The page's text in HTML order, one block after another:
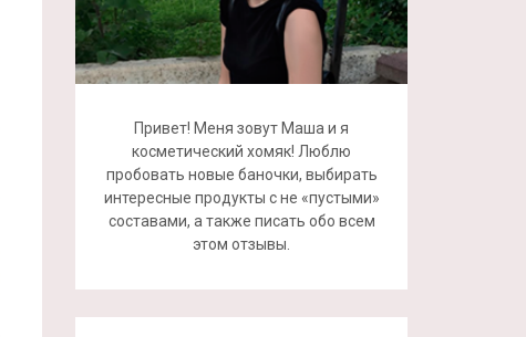
Привет! Меня зовут Маша и я
косметический хомяк! Люблю
пробовать новые баночки, выбирать
интересные продукты с не «пустыми»
составами, а также писать обо всем
этом отзывы.